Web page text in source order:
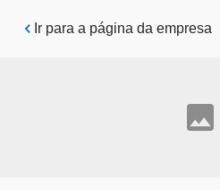
Pular para o conteúdo principal
Ir para a página da empresa